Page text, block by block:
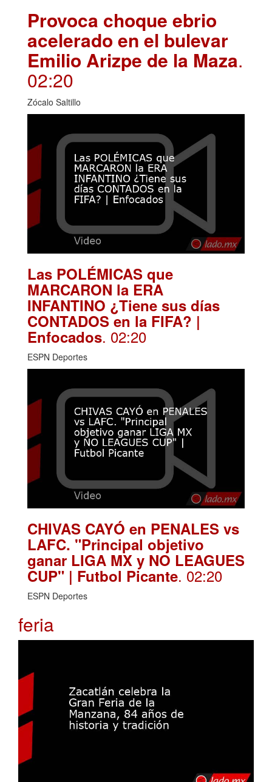
Provoca choque ebrio
acelerado en el bulevar
Emilio Arizpe de la Maza.
02:20
Zócalo Saltillo
Las POLÉMICAS que
MARCARON la ERA
INFANTINO ¿Tiene sus días
CONTADOS en la FIFA? |
Enfocados. 02:20
ESPN Deportes
CHIVAS CAYÓ en PENALES vs
LAFC. "Principal objetivo
ganar LIGA MX y NO LEAGUES
CUP" | Futbol Picante. 02:20
ESPN Deportes
feria